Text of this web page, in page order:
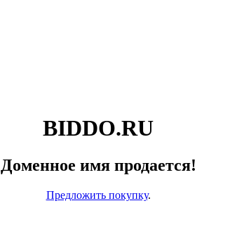
BIDDO.RU
Доменное имя продается!
Предложить покупку.